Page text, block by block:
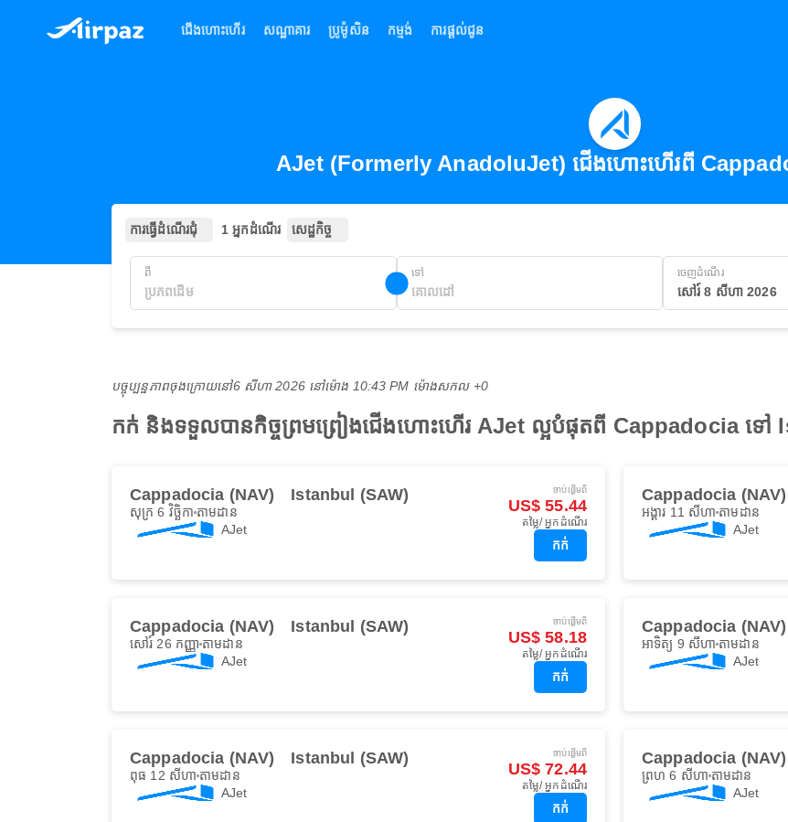
ជើងហោះហើរ សណ្ឋាគារ ប្រូម៉ូសិន កម្មង់ ការផ្តល់ជូន
AJet (Formerly AnadoluJet) ជើងហោះហើរពី
ការធ្វើដំណើរជុំ 1 អ្នកដំណើរ សេដ្ឋកិច្ច
ពី ទៅ ចេញដំណើរ
សៅរ៍ 8 សីហា 2026
បច្ចុប្បន្នភាពចុងក្រោយនៅ6 សីហា 2026 នៅ​ម៉ោង 10:43 PM ម៉ោង​សកល +0
កក់ និងទទួលបានកិច្ចព្រមព្រៀងជើងហោះហើរ AJet ល្អបំផុតពី Cappadocia ទៅ
Cappadocia (NAV) Istanbul (SAW)
សុក្រ 6 វិច្ឆិកា តាមដាន
AJet
ចាប់ផ្ដើមពី
US$ 55.44
តម្លៃ/ អ្នកដំណើរ
កក់
Cappadocia (NAV)
អង្គារ 11 សីហា តាមដាន
AJet
Cappadocia (NAV) Istanbul (SAW)
សៅរ៍ 26 កញ្ញា តាមដាន
AJet
ចាប់ផ្ដើមពី
US$ 58.18
តម្លៃ/ អ្នកដំណើរ
កក់
Cappadocia (NAV)
អាទិត្យ 9 សីហា តាមដាន
AJet
Cappadocia (NAV) Istanbul (SAW)
ពុធ 12 សីហា តាមដាន
AJet
ចាប់ផ្ដើមពី
US$ 72.44
តម្លៃ/ អ្នកដំណើរ
កក់
Cappadocia (NAV)
ព្រហ 6 សីហា តាមដាន
AJet